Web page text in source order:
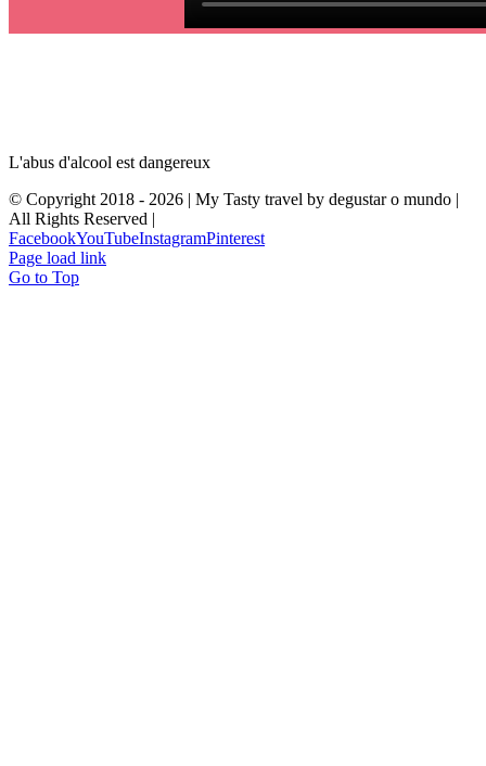
L'abus d'alcool est dangereux
© Copyright 2018 - 2026 | My Tasty travel by degustar o mundo |
All Rights Reserved |
FacebookYouTubeInstagramPinterest
Page load link
Go to Top